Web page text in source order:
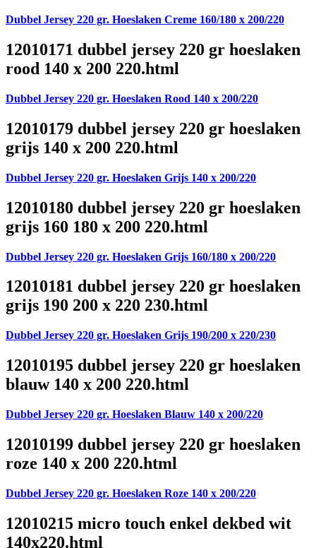
Dubbel Jersey 220 gr. Hoeslaken Creme 160/180 x 200/220
12010171 dubbel jersey 220 gr hoeslaken
rood 140 x 200 220.html
Dubbel Jersey 220 gr. Hoeslaken Rood 140 x 200/220
12010179 dubbel jersey 220 gr hoeslaken
grijs 140 x 200 220.html
Dubbel Jersey 220 gr. Hoeslaken Grijs 140 x 200/220
12010180 dubbel jersey 220 gr hoeslaken
grijs 160 180 x 200 220.html
Dubbel Jersey 220 gr. Hoeslaken Grijs 160/180 x 200/220
12010181 dubbel jersey 220 gr hoeslaken
grijs 190 200 x 220 230.html
Dubbel Jersey 220 gr. Hoeslaken Grijs 190/200 x 220/230
12010195 dubbel jersey 220 gr hoeslaken
blauw 140 x 200 220.html
Dubbel Jersey 220 gr. Hoeslaken Blauw 140 x 200/220
12010199 dubbel jersey 220 gr hoeslaken
roze 140 x 200 220.html
Dubbel Jersey 220 gr. Hoeslaken Roze 140 x 200/220
12010215 micro touch enkel dekbed wit
140x220.html